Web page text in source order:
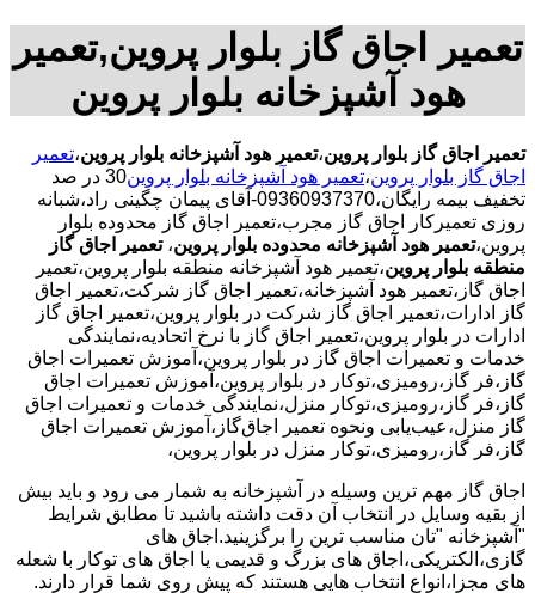
تعمیر اجاق گاز بلوار پروین,تعمیر
هود آشپزخانه بلوار پروین
تعمیر اجاق گاز بلوار پروین،تعمیر هود آشپزخانه بلوار پروین،تعمیر
اجاق گاز بلوار پروین،تعمیر هود آشپزخانه بلوار پروین
30 در صد
تخفیف بیمه رایگان،09360937370-آقای پیمان چگینی راد،شبانه
روزی تعمیرکار اجاق گاز مجرب،تعمیر اجاق گاز محدوده بلوار
پروین،تعمیر هود آشپزخانه محدوده بلوار پروین، تعمیر اجاق گاز
منطقه بلوار پروین،تعمیر هود آشپزخانه منطقه بلوار پروین،تعمیر
اجاق گاز،تعمیر هود آشپزخانه،تعمیر اجاق گاز شرکت،تعمیر اجاق
گاز ادارات،تعمیر اجاق گاز شرکت در بلوار پروین،تعمیر اجاق گاز
ادارات در بلوار پروین،تعمیر اجاق گاز با نرخ اتحادیه،نمایندگی
خدمات و تعمیرات اجاق گاز در بلوار پروین،آموزش تعمیرات اجاق
گاز،فر گاز،رومیزی،توکار در بلوار پروین،آموزش تعمیرات اجاق
گاز،فر گاز،رومیزی،توکار منزل،نمایندگی خدمات و تعمیرات اجاق
گاز منزل،عیب‌یابی ونحوه تعمیر اجاق‌گاز،آموزش تعمیرات اجاق
گاز،فر گاز،رومیزی،توکار منزل در بلوار پروین،
اجاق گاز مهم ترین وسیله در آشپزخانه به شمار می رود و باید بیش
از بقیه وسایل در انتخاب آن دقت داشته باشید تا مطابق شرایط
"آشپزخانه "تان مناسب ترین را برگزینید.اجاق های
گازی،الکتریکی،اجاق های بزرگ و قدیمی یا اجاق های توکار با شعله
های مجزا،انواع انتخاب هایی هستند که پیش روی شما قرار دارند.